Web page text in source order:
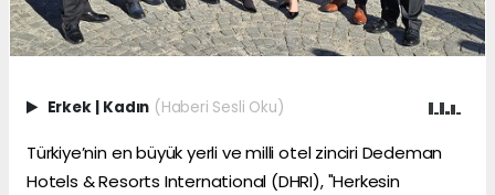
Erkek Kadın (Haberi Sesli Oku)
Türkiye’nin en büyük yerli ve milli otel zinciri Dedeman
Hotels & Resorts International (DHRI), "Herkesin